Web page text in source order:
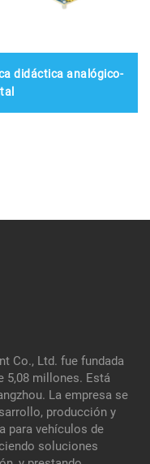
didáctica analógico-
Co., Ltd. fue fundada
5,08 millones. Está
La empresa se
producción y
para vehículos de
soluciones